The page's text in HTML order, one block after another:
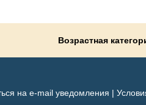
Возрастная
на e-mail уведомления |